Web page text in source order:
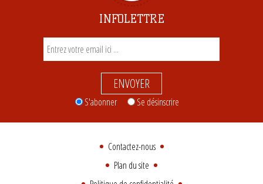
INFOLETTRE
ENVOYER
S'abonner Se désinscrire
Contactez-nous
Plan du site